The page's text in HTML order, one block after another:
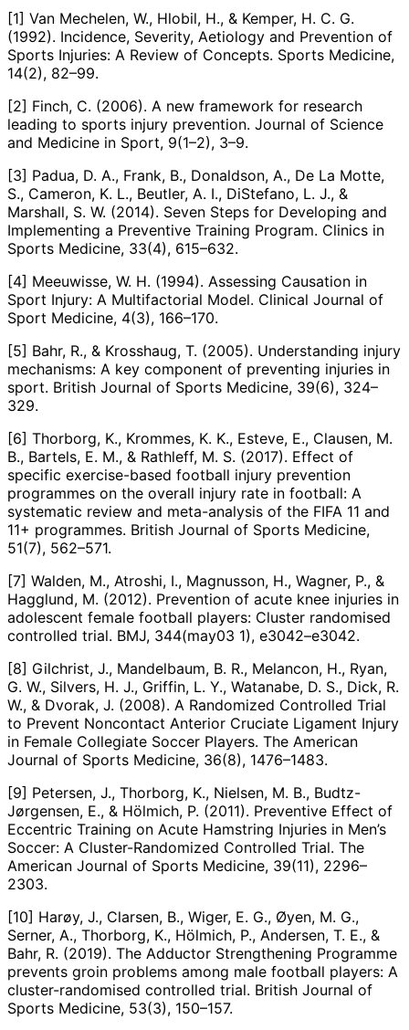
[1] Van Mechelen, W., Hlobil, H., & Kemper, H. C. G.
(1992). Incidence, Severity, Aetiology and Prevention of
Sports Injuries: A Review of Concepts. Sports Medicine,
14(2), 82–99.
[2] Finch, C. (2006). A new framework for research
leading to sports injury prevention. Journal of Science
and Medicine in Sport, 9(1–2), 3–9.
[3] Padua, D. A., Frank, B., Donaldson, A., De La Motte,
S., Cameron, K. L., Beutler, A. I., DiStefano, L. J., &
Marshall, S. W. (2014). Seven Steps for Developing and
Implementing a Preventive Training Program. Clinics in
Sports Medicine, 33(4), 615–632.
[4] Meeuwisse, W. H. (1994). Assessing Causation in
Sport Injury: A Multifactorial Model. Clinical Journal of
Sport Medicine, 4(3), 166–170.
[5] Bahr, R., & Krosshaug, T. (2005). Understanding injury
mechanisms: A key component of preventing injuries in
sport. British Journal of Sports Medicine, 39(6), 324–
329.
[6] Thorborg, K., Krommes, K. K., Esteve, E., Clausen, M.
B., Bartels, E. M., & Rathleff, M. S. (2017). Effect of
specific exercise-based football injury prevention
programmes on the overall injury rate in football: A
systematic review and meta-analysis of the FIFA 11 and
11+ programmes. British Journal of Sports Medicine,
51(7), 562–571.
[7] Walden, M., Atroshi, I., Magnusson, H., Wagner, P., &
Hagglund, M. (2012). Prevention of acute knee injuries in
adolescent female football players: Cluster randomised
controlled trial. BMJ, 344(may03 1), e3042–e3042.
[8] Gilchrist, J., Mandelbaum, B. R., Melancon, H., Ryan,
G. W., Silvers, H. J., Griffin, L. Y., Watanabe, D. S., Dick, R.
W., & Dvorak, J. (2008). A Randomized Controlled Trial
to Prevent Noncontact Anterior Cruciate Ligament Injury
in Female Collegiate Soccer Players. The American
Journal of Sports Medicine, 36(8), 1476–1483.
[9] Petersen, J., Thorborg, K., Nielsen, M. B., Budtz-
Jørgensen, E., & Hölmich, P. (2011). Preventive Effect of
Eccentric Training on Acute Hamstring Injuries in Men’s
Soccer: A Cluster-Randomized Controlled Trial. The
American Journal of Sports Medicine, 39(11), 2296–
2303.
[10] Harøy, J., Clarsen, B., Wiger, E. G., Øyen, M. G.,
Serner, A., Thorborg, K., Hölmich, P., Andersen, T. E., &
Bahr, R. (2019). The Adductor Strengthening Programme
prevents groin problems among male football players: A
cluster-randomised controlled trial. British Journal of
Sports Medicine, 53(3), 150–157.